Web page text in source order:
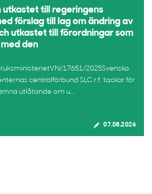
utkastet till regeringens
förslag till lag om ändring av
utkastet till förordningar som
den
17651/2025Svenska
centralförbund SLC r.f. tackar för
utlåtande om u...
07.08.2026